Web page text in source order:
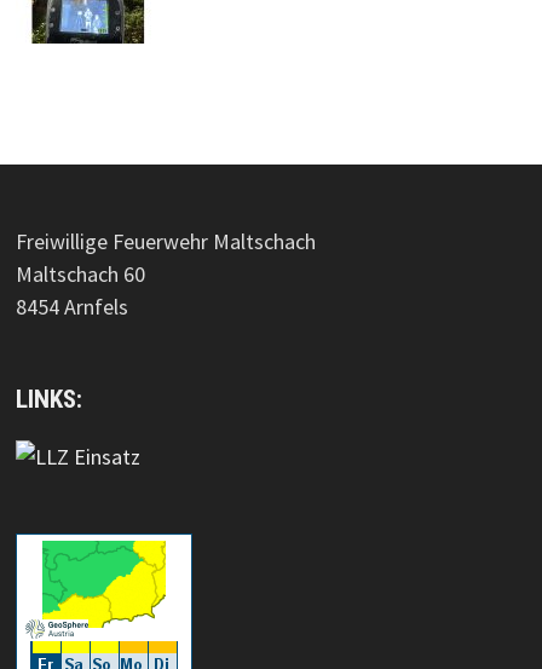
Freiwillige Feuerwehr Maltschach
Maltschach 60
8454 Arnfels
LINKS: